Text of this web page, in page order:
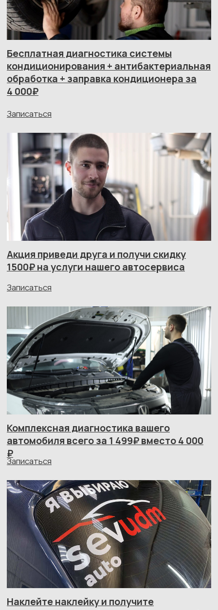
Наклейте наклейку и получите
пожизненное ТО абсолютно бесплатно!
Узнать условия
ВСЕ УСЛУГИ ВЫПОЛНЯЕМ
С ГАРАНТИЕЙ— 1 ГОД
ИЛИ 10 000 КМ
и понятным, без лишних трат и навязываний
Ваш автомобиль
в заботливых
и профессиональных руках
Не нужно ездить по сервисам в поисках «второго
мнения». Мы проверяем автомобиль полностью
от электрики до подвески и сразу даём честный
отчёт.
Диагностика в одном
месте и сразу